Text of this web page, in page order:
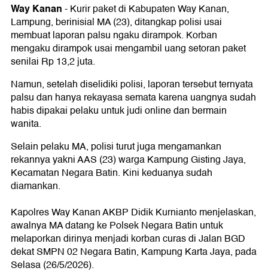
Way Kanan-Kurir paket di Kabupaten Way Kanan,
Lampung, berinisial MA (23), ditangkap polisi usai
membuat laporan palsu ngaku dirampok. Korban
mengaku dirampok usai mengambil uang setoran paket
senilai Rp 13,2 juta.
Namun, setelah diselidiki polisi, laporan tersebut ternyata
palsu dan hanya rekayasa semata karena uangnya sudah
habis dipakai pelaku untuk judi online dan bermain
wanita.
Selain pelaku MA, polisi turut juga mengamankan
rekannya yakni AAS (23) warga Kampung Gisting Jaya,
Kecamatan Negara Batin. Kini keduanya sudah
diamankan.
Kapolres Way Kanan AKBP Didik Kurnianto menjelaskan,
awalnya MA datang ke Polsek Negara Batin untuk
melaporkan dirinya menjadi korban curas di Jalan BGD
dekat SMPN 02 Negara Batin, Kampung Karta Jaya, pada
Selasa (26/5/2026).